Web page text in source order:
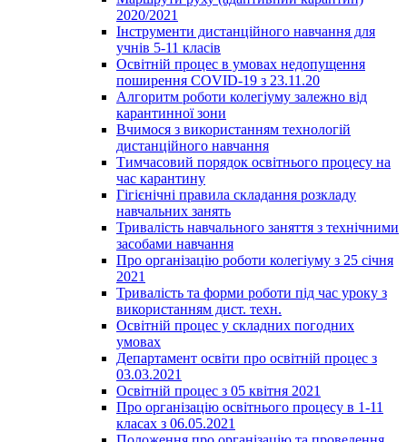
2020/2021
Інструменти дистанційного навчання для
учнів 5-11 класів
Освітній процес в умовах недопущення
поширення COVID-19 з 23.11.20
Алгоритм роботи колегіуму залежно від
карантинної зони
Вчимося з використанням технологій
дистанційного навчання
Тимчасовий порядок освітнього процесу на
час карантину
Гігієнічні правила складання розкладу
навчальних занять
Тривалість навчального заняття з технічними
засобами навчання
Про організацію роботи колегіуму з 25 січня
2021
Тривалість та форми роботи під час уроку з
використанням дист. техн.
Освітній процес у складних погодних
умовах
Департамент освіти про освітній процес з
03.03.2021
Освітній процес з 05 квітня 2021
Про організацію освітнього процесу в 1-11
класах з 06.05.2021